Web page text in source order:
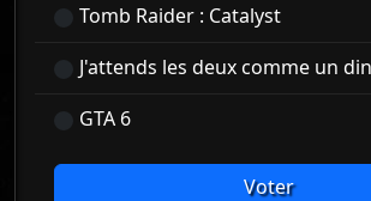
Tomb Raider : Catalyst
J'attends les deux comme un
GTA 6
Voter